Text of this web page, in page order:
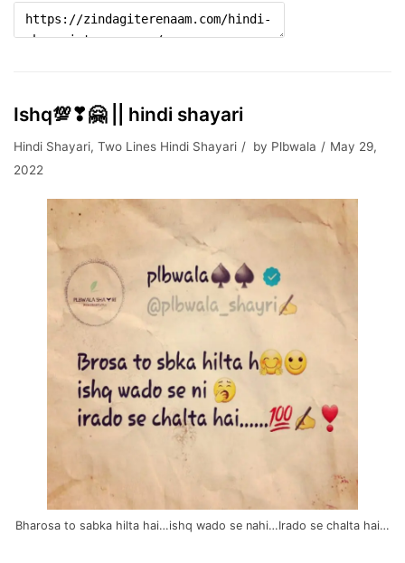
Ishq💯❣🤗 || hindi shayari
Hindi Shayari, Two Lines Hindi Shayari by Plbwala
May 29,
2022
Bharosa to sabka hilta hai…ishq wado se nahi…Irado se chalta hai…